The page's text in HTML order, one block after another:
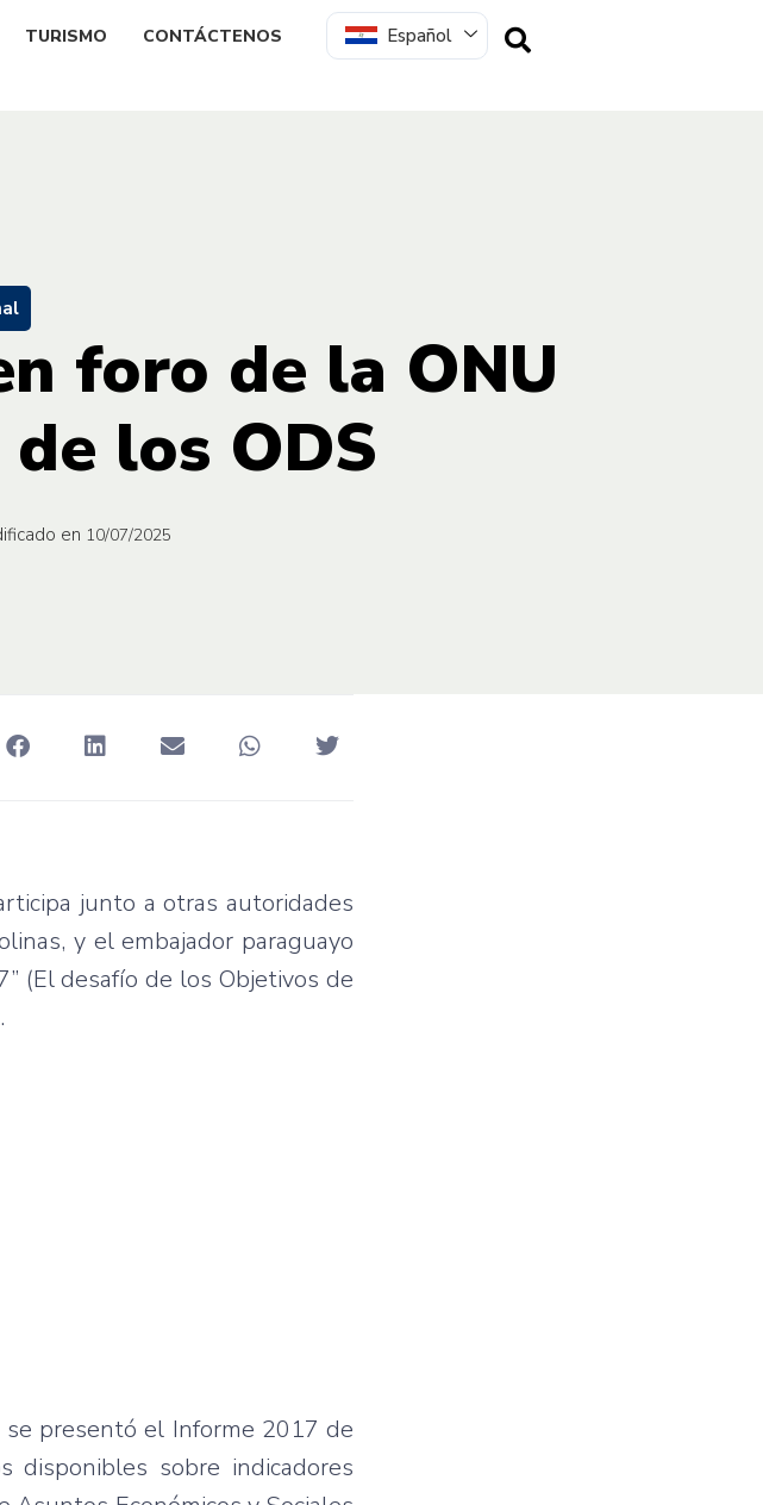
TURISMO CONTÁCTENOS Español
foro de la ONU
los ODS
en 10/07/2025
junto a otras autoridades
y el embajador paraguayo
(El desafío de los Objetivos de
se presentó el Informe 2017 de
disponibles sobre indicadores